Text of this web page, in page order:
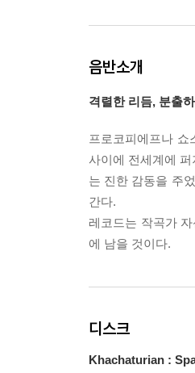
음반소개
격렬한 리듬, 분출
프로코피에프나
사이에 전세계에
는 진한 감동을 주
간다.
레코드는 작곡가
에 남을 것이다.
디스크
Khachaturian :